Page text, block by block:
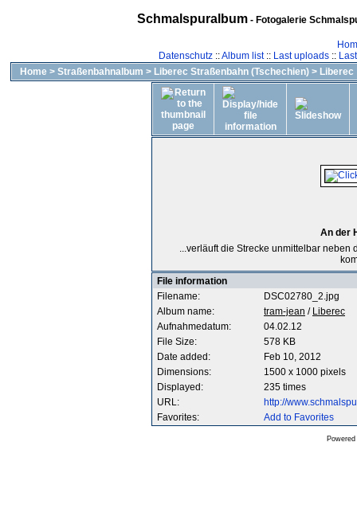
Schmalspuralbum- Fotogalerie
Datenschutz::Album list:: Last uploads::
Home > Straßenbahnalbum > Liberec Straßenbahn (Tschechien) > Liberec
An der
...verläuft die Strecke unmittelbar
File information
Filename:
DSC02780_2.jpg
Album name:
tram-jean / Liberec
Aufnahmedatum:
04.02.12
File Size:
578 KB
Date added:
Feb 10, 2012
Dimensions:
1500 x 1000 pixels
Displayed:
235 times
URL:
http://
Favorites:
Add to Favorites